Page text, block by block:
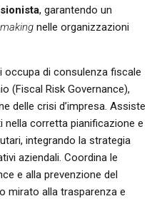
, garantendo un
nelle organizzazioni
occupa di consulenza fiscale
(Fiscal Risk Governance),
delle crisi d’impresa. Assiste
nella corretta pianificazione e
integrando la strategia
aziendali. Coordina le
e alla prevenzione del
mirato alla trasparenza e